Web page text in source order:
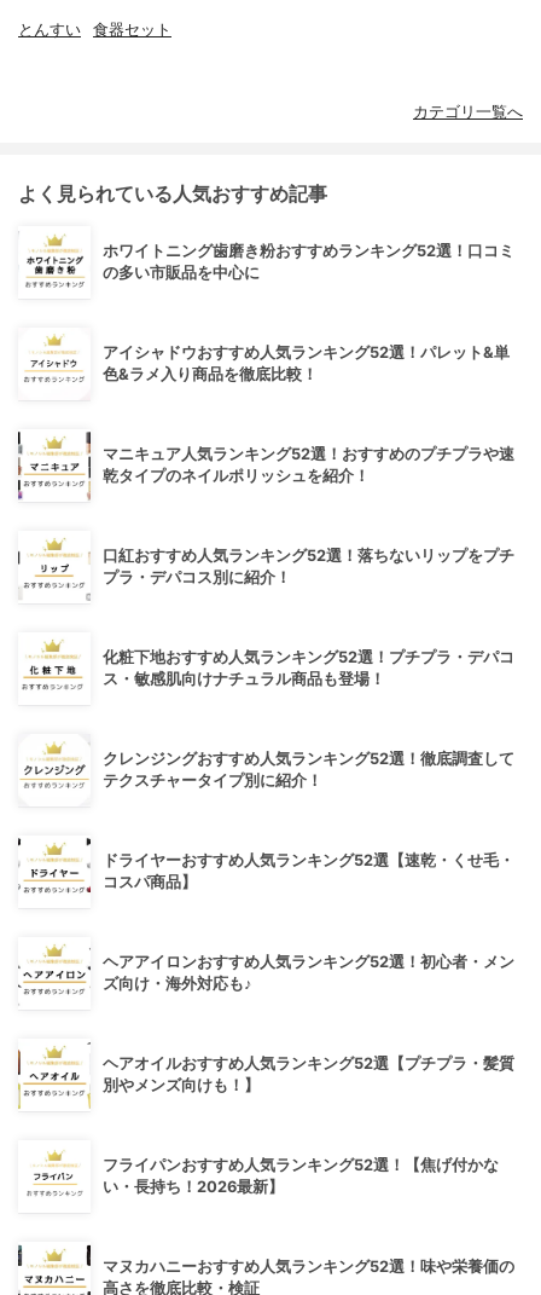
とんすい 食器セット
カテゴリ一覧へ
よく見られている人気おすすめ記事
ホワイトニング歯磨き粉おすすめランキング52選！口コミ
の多い市販品を中心に
アイシャドウおすすめ人気ランキング52選！パレット&単
色&ラメ入り商品を徹底比較！
マニキュア人気ランキング52選！おすすめのプチプラや速
乾タイプのネイルポリッシュを紹介！
口紅おすすめ人気ランキング52選！落ちないリップをプチ
プラ・デパコス別に紹介！
化粧下地おすすめ人気ランキング52選！プチプラ・デパコ
ス・敏感肌向けナチュラル商品も登場！
クレンジングおすすめ人気ランキング52選！徹底調査して
テクスチャータイプ別に紹介！
ドライヤーおすすめ人気ランキング52選【速乾・くせ毛・
コスパ商品】
ヘアアイロンおすすめ人気ランキング52選！初心者・メン
ズ向け・海外対応も♪
ヘアオイルおすすめ人気ランキング52選【プチプラ・髪質
別やメンズ向けも！】
フライパンおすすめ人気ランキング52選！【焦げ付かな
い・長持ち！2026最新】
マヌカハニーおすすめ人気ランキング52選！味や栄養価の
高さを徹底比較・検証